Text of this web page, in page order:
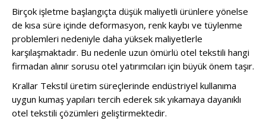
Birçok işletme başlangıçta düşük maliyetli ürünlere yönelse
de kısa süre içinde deformasyon, renk kaybı ve tüylenme
problemleri nedeniyle daha yüksek maliyetlerle
karşılaşmaktadır. Bu nedenle uzun ömürlü otel tekstili hangi
firmadan alınır sorusu otel yatırımcıları için büyük önem taşır.
Krallar Tekstil üretim süreçlerinde endüstriyel kullanıma
uygun kumaş yapıları tercih ederek sık yıkamaya dayanıklı
otel tekstili çözümleri geliştirmektedir.